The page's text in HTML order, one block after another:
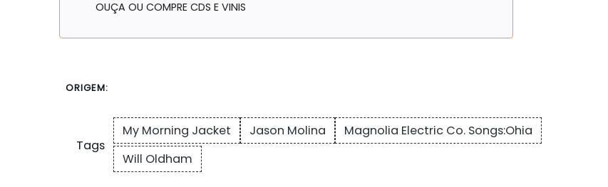
OUÇA OU COMPRE CDS E VINIS
ORIGEM:
Tags
My Morning Jacket Jason Molina
Magnolia Electric Co. Songs:Ohia
Will Oldham